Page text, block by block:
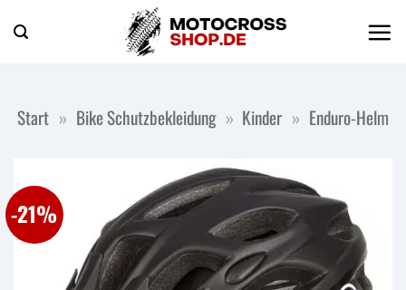
Inhalt
Start » Bike Schutzbekleidung » Kinder » Enduro-Helm
-21%